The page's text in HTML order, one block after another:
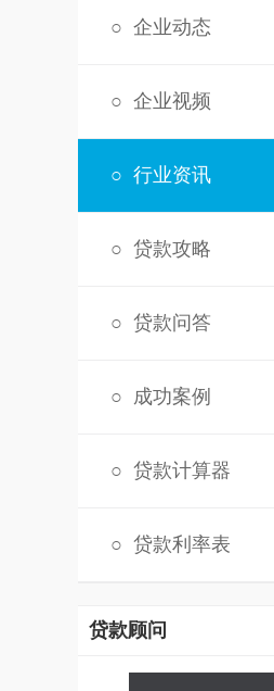
○ 企业动态
○ 企业视频
○ 行业资讯
○ 贷款攻略
○ 贷款问答
○ 成功案例
○ 贷款计算器
○ 贷款利率表
贷款顾问